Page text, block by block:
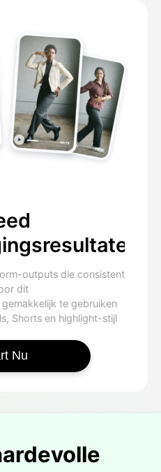
outputs die consistent
dit
te gebruiken
Shorts en highlight-stijl
Nu